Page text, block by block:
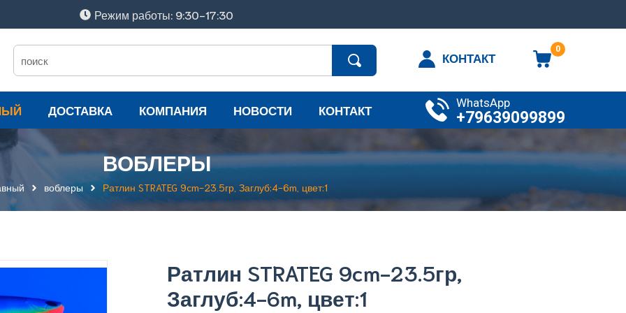
Режим работы: 9:30-17:30
0
КОНТАКТ
ДОСТАВКА КОМПАНИЯ НОВОСТИ КОНТАКТ WhatsApp
+79639099899
ВОБЛЕРЫ
воблеры Ратлин STRATEG 9cm-23.5гр, Заглуб:4-6m, цвет:1
Ратлин STRATEG 9cm-23.5гр,
Заглуб:4-6m, цвет:1